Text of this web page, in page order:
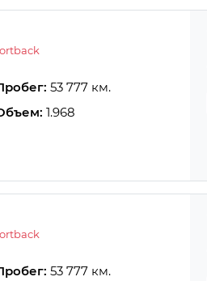
53 777 км.
1.968
53 777 км.